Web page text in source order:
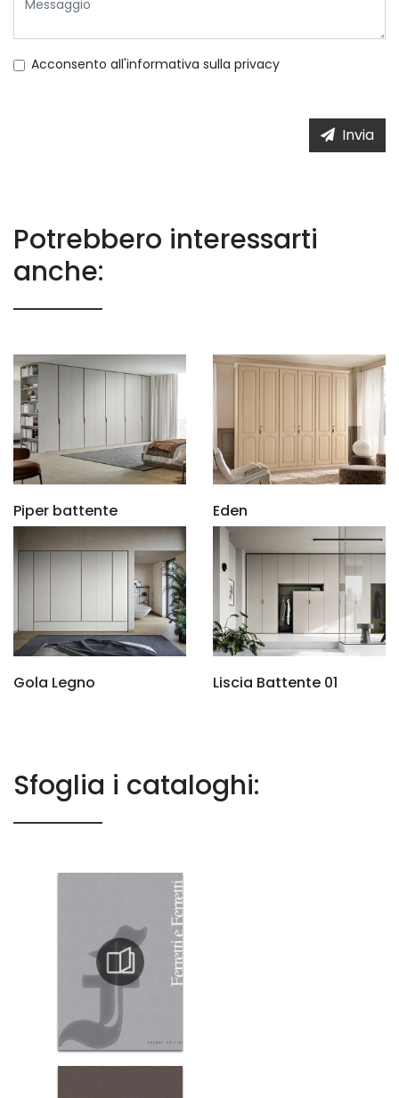
Acconsento all'informativa sulla privacy
Invia
Potrebbero interessarti
anche:
Piper battente Eden
Gola Legno Liscia Battente 01
Sfoglia i cataloghi: